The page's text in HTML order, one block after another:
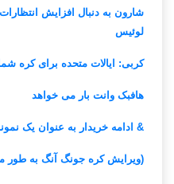
شارون به دنبال افزایش
لوئیس
کربی: ایالات متحده برای کره
هافبک وانت بار می خواهد
& ادامه خریدار به عنوان یک
(ویرایش کره جونگ آنگ به طور